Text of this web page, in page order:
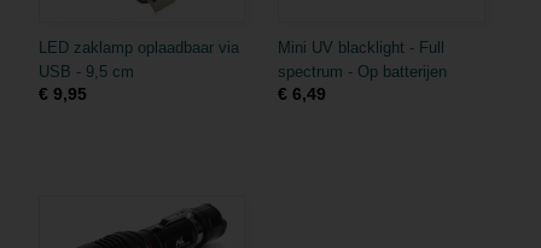
LED zaklamp oplaadbaar via
USB - 9,5 cm
€ 9,95
Mini UV blacklight - Full
spectrum - Op batterijen
€ 6,49